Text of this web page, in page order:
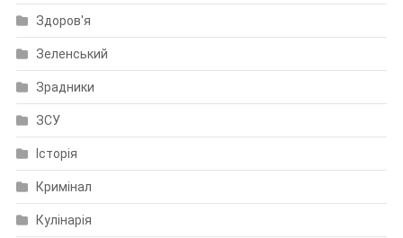
Здоров'я
Зеленський
Зрадники
ЗСУ
Історія
Кримінал
Кулінарія